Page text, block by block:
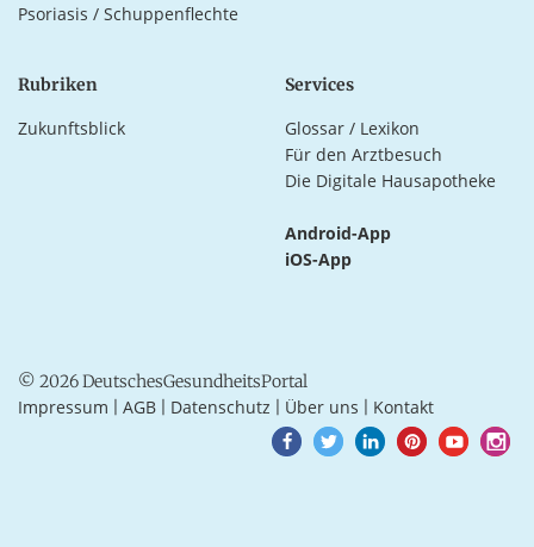
Psoriasis / Schuppenflechte
Rubriken
Zukunftsblick
Services
Glossar / Lexikon
Für den Arztbesuch
Die Digitale Hausapotheke
Android-App
iOS-App
© 2026 DeutschesGesundheitsPortal
Impressum AGB Datenschutz Über uns Kontakt